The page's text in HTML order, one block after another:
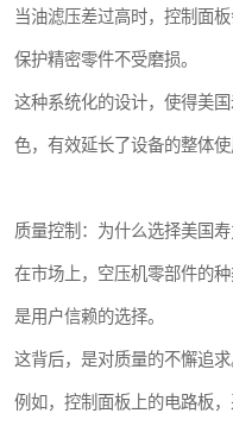
当油滤压差过高时，控制面
保护精密零件不受磨损。
这种系统化的设计，使得美
色，有效延长了设备的整体使
质量控制：为什么选择美国
在市场上，空压机零部件的
是用户信赖的选择。
这背后，是对质量的不懈追求
例如，控制面板上的电路板